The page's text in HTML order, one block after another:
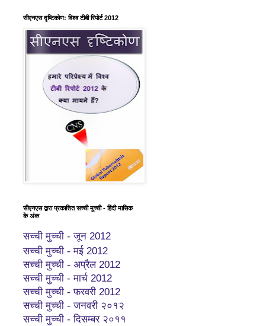
सीएनएस दृष्टिकोण: विश्व टीबी रिपोर्ट 2012
सीएनएस द्वारा प्रकाशित सच्ची मुच्ची - हिंदी मासिक
के अंक
सच्ची मुच्ची - जून 2012
सच्ची मुच्ची - मई 2012
सच्ची मुच्ची - अप्रैल 2012
सच्ची मुच्ची - मार्च 2012
सच्ची मुच्ची - फरवरी 2012
सच्ची मुच्ची - जनवरी २०१२
सच्ची मुच्ची - दिसम्बर २०११